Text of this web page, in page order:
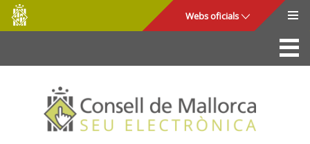
Salta al contingut principal
Consell
de
Mallorca
Webs oficials
La Seu
Consell de Mallorca
Accés i seguretat